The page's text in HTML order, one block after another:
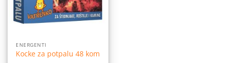
ENERGENTI
Kocke za potpalu 48 kom